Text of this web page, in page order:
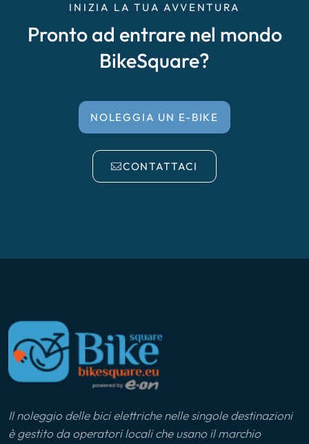
INIZIA LA TUA AVVENTURA
Pronto ad entrare nel mondo
BikeSquare?
NOLEGGIA UN E-BIKE
CONTATTACI
Il noleggio delle bici elettriche nelle singole destinazioni
è gestito da operatori locali che usano il marchio